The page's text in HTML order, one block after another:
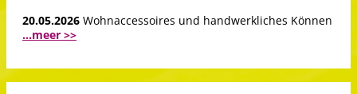
20.05.2026 Wohnaccessoires und handwerkliches Können
...meer >>